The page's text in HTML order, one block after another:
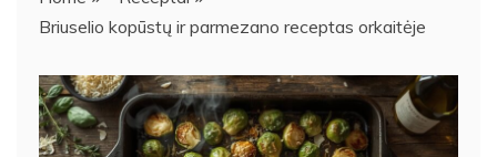
Briuselio kopūstų ir parmezano receptas orkaitėje